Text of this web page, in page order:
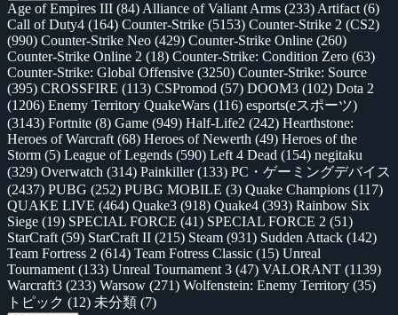
Age of Empires III (84) Alliance of Valiant Arms (233) Artifact (6)
Call of Duty4 (164) Counter-Strike (5153) Counter-Strike 2 (CS2)
(990) Counter-Strike Neo (429) Counter-Strike Online (260)
Counter-Strike Online 2 (18) Counter-Strike: Condition Zero (63)
Counter-Strike: Global Offensive (3250) Counter-Strike: Source
(395) CROSSFIRE (113) CSPromod (57) DOOM3 (102) Dota 2
(1206) Enemy Territory QuakeWars (116) esports(eスポーツ)
(3143) Fortnite (8) Game (949) Half-Life2 (242) Hearthstone:
Heroes of Warcraft (68) Heroes of Newerth (49) Heroes of the
Storm (5) League of Legends (590) Left 4 Dead (154) negitaku
(329) Overwatch (314) Painkiller(133) PC・ゲーミングデバイス
(2437) PUBG (252) PUBG MOBILE (3) Quake Champions (117)
QUAKE LIVE (464) Quake3 (918) Quake4 (393) Rainbow Six
Siege (19) SPECIAL FORCE (41) SPECIAL FORCE 2 (51)
StarCraft (59) StarCraft II (215) Steam (931) Sudden Attack (142)
Team Fortress 2 (614) Team Fotress Classic (15) Unreal
Tournament (133) Unreal Tournament 3 (47) VALORANT (1139)
Warcraft3 (233) Warsow (271) Wolfenstein: Enemy Territory (35)
トピック (12) 未分類 (7)